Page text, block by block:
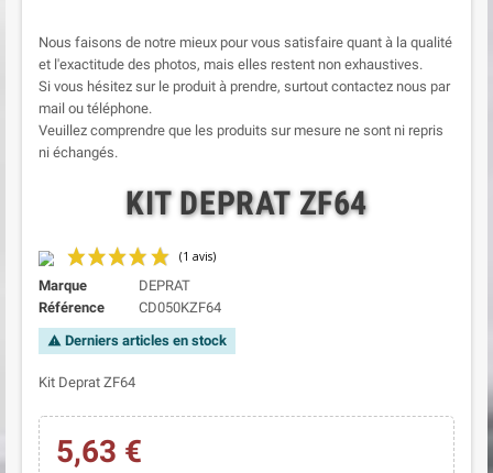
Nous faisons de notre mieux pour vous satisfaire quant à la qualité
et l'exactitude des photos, mais elles restent non exhaustives.
Si vous hésitez sur le produit à prendre, surtout contactez nous par
mail ou téléphone.
Veuillez comprendre que les produits sur mesure ne sont ni repris
ni échangés.
KIT DEPRAT ZF64
Marque
DEPRAT
Référence
CD050KZF64
warning Derniers articles en stock
Kit Deprat ZF64
5,63 €